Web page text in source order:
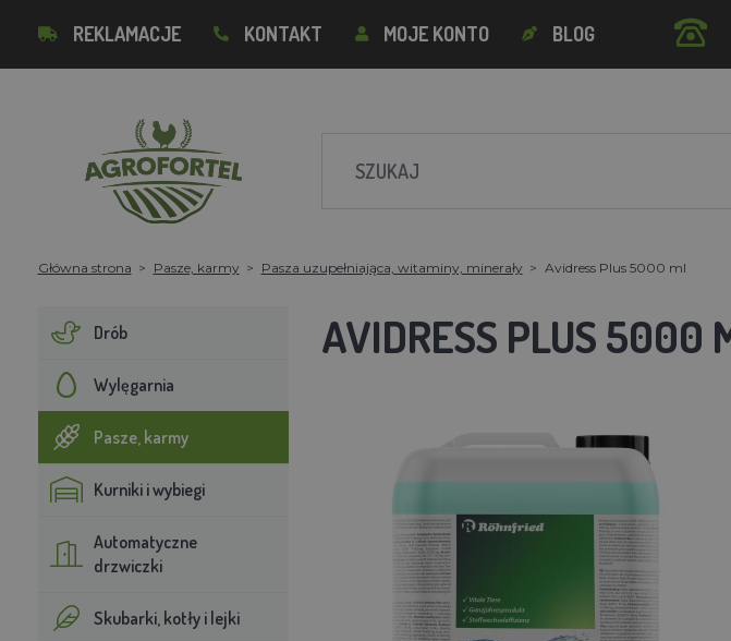
REKLAMACJE KONTAKT MOJE KONTO BLOG
Główna strona Pasze, karmy Pasza uzupełniająca, witaminy, minerały Avidress Plus 5000 ml
Drób
Wylęgarnia
Pasze, karmy
Kurniki i wybiegi
Automatyczne
drzwiczki
Skubarki, kotły i lejki
AVIDRESS PLUS 5000